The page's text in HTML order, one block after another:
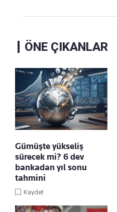
ÖNE ÇIKANLAR
Gümüşte yükseliş
sürecek mi? 6 dev
bankadan yıl sonu
tahmini
Kaydet